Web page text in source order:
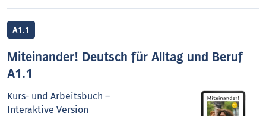
A1.1
Miteinander! Deutsch für Alltag und Beruf
A1.1
Kurs- und Arbeitsbuch –
Interaktive Version